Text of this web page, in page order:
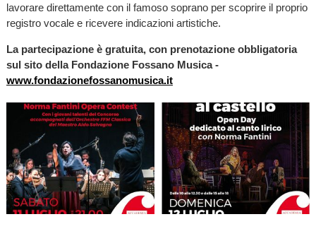
lavorare direttamente con il famoso soprano per scoprire il proprio
registro vocale e ricevere indicazioni artistiche.
La partecipazione è gratuita, con prenotazione obbligatoria
sul sito della Fondazione Fossano Musica -
www.fondazionefossanomusica.it